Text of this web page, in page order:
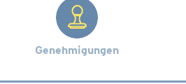
Genehmigungen